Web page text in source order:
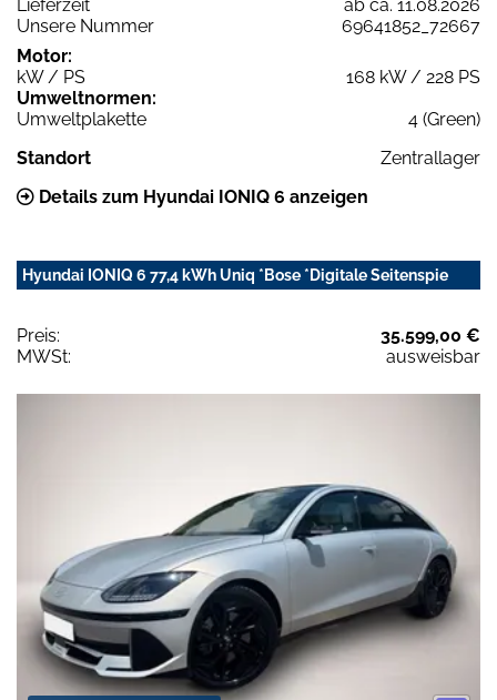
Lieferzeit
ab ca. 11.08.2026
Unsere Nummer
69641852_72667
Motor:
kW / PS
168 kW / 228 PS
Umweltnormen:
Umweltplakette
4 (Green)
Standort
Zentrallager
Details zum Hyundai IONIQ 6 anzeigen
Hyundai IONIQ 6 77,4 kWh Uniq *Bose *Digitale Seitenspie
Preis:
35.599,00 €
MWSt:
ausweisbar